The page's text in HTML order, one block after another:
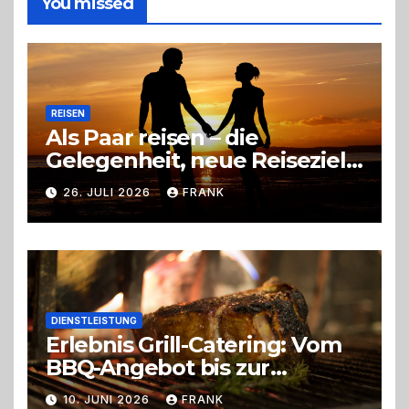
richtige
Entscheidung
You missed
REISEN
Als Paar reisen – die
Gelegenheit, neue Reiseziele
zu entdecken
26. JULI 2026 FRANK
DIENSTLEISTUNG
Erlebnis Grill-Catering: Vom
BBQ-Angebot bis zur
perfekten Eventorganisation
10. JUNI 2026 FRANK